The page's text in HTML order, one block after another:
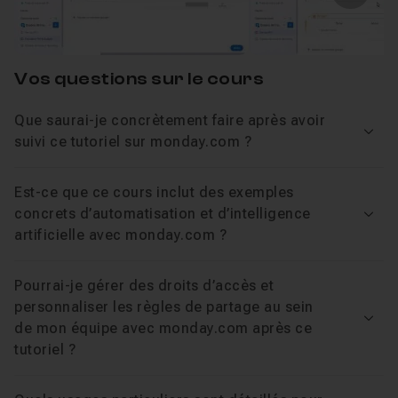
Chapitre 4 : Les colonnes particulieres
Chapitre 5 : Gestion des tâches 05m59
Chapitre 7 : Intelligence Artificielle 06m22
Chapitre 8 : Conclusion
Vos questions sur le cours
Que saurai-je concrètement faire après avoir
suivi ce tutoriel sur monday.com ?
Est-ce que ce cours inclut des exemples
concrets d’automatisation et d’intelligence
artificielle avec monday.com ?
Pourrai-je gérer des droits d’accès et
personnaliser les règles de partage au sein
de mon équipe avec monday.com après ce
tutoriel ?